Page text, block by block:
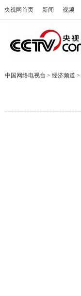
央视网首页 新闻 视频
中国网络电视台 > 经济频道 >